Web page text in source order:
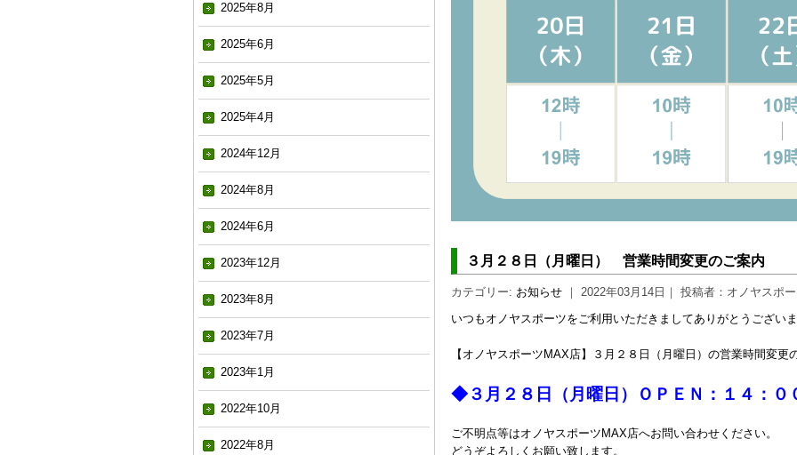
2025年8月
2025年6月
2025年5月
2025年4月
2024年12月
2024年8月
2024年6月
2023年12月
2023年8月
2023年7月
2023年1月
2022年10月
2022年8月
３月２８日（月曜日） 営業時間変更のご案内
カテゴリー: お知らせ ｜ 2022年03月14日｜ 投稿者：オノヤスポ
いつもオノヤスポーツをご利用いただきましてありがとうござい
【オノヤスポーツMAX店】３月２８日（月曜日）の営業時間変更
◆３月２８日（月曜日）ＯＰＥＮ：１４：０
ご不明点等はオノヤスポーツMAX店へお問い合わせください。
どうぞよろしくお願い致します。